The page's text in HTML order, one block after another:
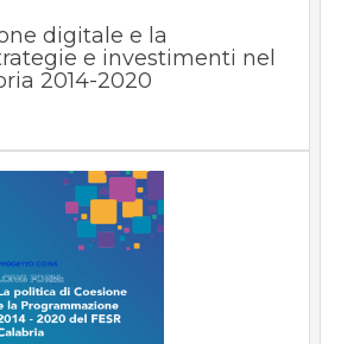
digitale e la
e investimenti nel
2014-2020